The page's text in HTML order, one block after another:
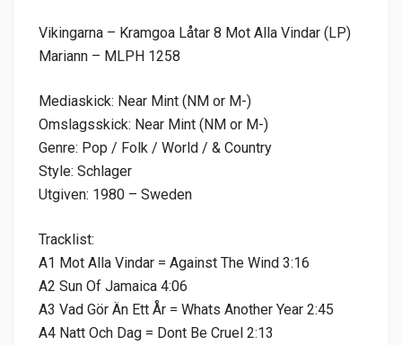
Vikingarna – Kramgoa Låtar 8 Mot Alla Vindar (LP)
Mariann – MLPH 1258
Mediaskick: Near Mint (NM or M-)
Omslagsskick: Near Mint (NM or M-)
Genre: Pop / Folk / World / & Country
Style: Schlager
Utgiven: 1980 – Sweden
Tracklist:
A1 Mot Alla Vindar = Against The Wind 3:16
A2 Sun Of Jamaica 4:06
A3 Vad Gör Än Ett År = Whats Another Year 2:45
A4 Natt Och Dag = Dont Be Cruel 2:13